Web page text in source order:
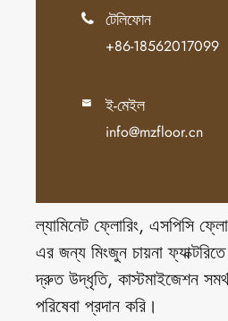
 টেলিফোন
+86-18562017099
 ই-মেইল
info@mzfloor.cn
ল্যামিনেট ফ্লোরিং, এসপিসি
এর জন্য মিংজুন চায়না
দ্রুত উদ্ধৃতি, কাস্টমাইজেশন
পরিষেবা প্রদান করি।